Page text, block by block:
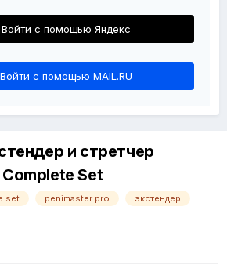
Войти с помощью Яндекс
Войти с помощью MAIL.RU
и стретчер
Set
set penimaster pro
экстендер